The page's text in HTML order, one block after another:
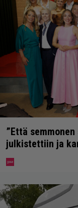
”Että
julkistettiin ja